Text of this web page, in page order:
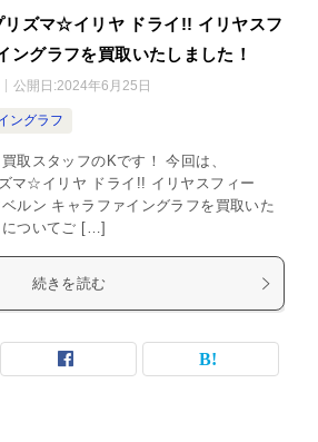
ズマ☆イリヤ ドライ!! イリヤスフ
ングラフを買取いたしました！
公開日:2024年6月25日
ングラフ
取スタッフのKです！ 今回は、
マ☆イリヤ ドライ!! イリヤスフィー
ルン キャラファイングラフを買取いた
についてご […]
続きを読む